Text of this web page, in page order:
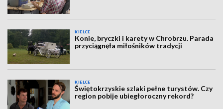
KIELCE
Konie, bryczki i karety w Chrobrzu. Parada
przyciągnęła miłośników tradycji
KIELCE
Świętokrzyskie szlaki pełne turystów. Czy
region pobije ubiegłoroczny rekord?